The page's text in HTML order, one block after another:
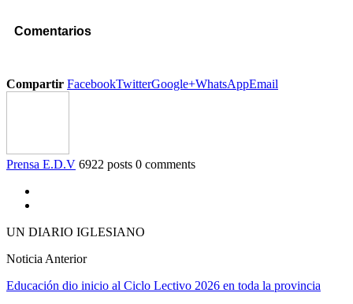
Comentarios
Compartir FacebookTwitterGoogle+WhatsAppEmail
Prensa E.D.V 6922 posts 0 comments
UN DIARIO IGLESIANO
Noticia Anterior
Educación dio inicio al Ciclo Lectivo 2026 en toda la provincia